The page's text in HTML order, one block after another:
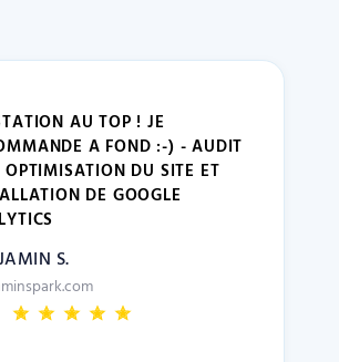
AU TOP ! JE
A FOND :-) - AUDIT
OPTIMISATION DU SITE ET
DE GOOGLE
S.